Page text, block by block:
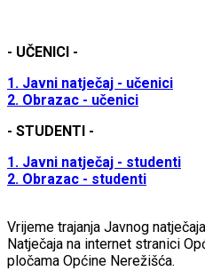
- UČENICI -
1. Javni natječaj - učenici
2. Obrazac - učenici
- STUDENTI -
1. Javni natječaj - studenti
2. Obrazac - studenti
Vrijeme trajanja Javnog
Natječaja na internet stranici
pločama Općine Nerežišća.